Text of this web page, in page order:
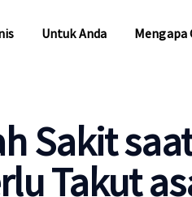
Untuk Anda Mengapa
Sakit saat
Takut